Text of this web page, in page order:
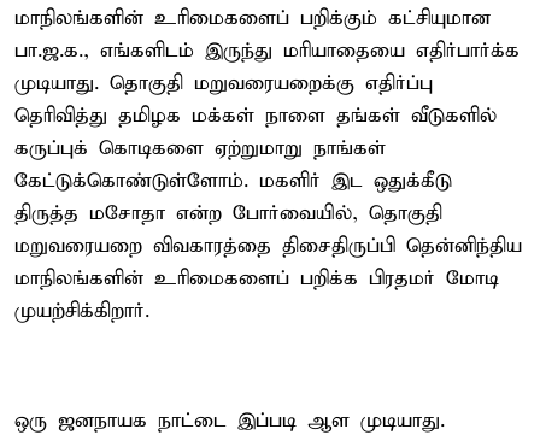
மாநிலங்களின் உரிமைகளைப் பறிக்கும் கட்சியுமான
பா.ஜ.க., எங்களிடம் இருந்து மரியாதையை எதிர்பார்க்க
முடியாது. தொகுதி மறுவரையறைக்கு எதிர்ப்பு
தெரிவித்து தமிழக மக்கள் நாளை தங்கள் வீடுகளில்
கருப்புக் கொடிகளை ஏற்றுமாறு நாங்கள்
கேட்டுக்கொண்டுள்ளோம். மகளிர் இட ஒதுக்கீடு
திருத்த மசோதா என்ற போர்வையில், தொகுதி
மறுவரையறை விவகாரத்தை திசைதிருப்பி தென்னிந்திய
மாநிலங்களின் உரிமைகளைப் பறிக்க பிரதமர் மோடி
முயற்சிக்கிறார்.
ஒரு ஜனநாயக நாட்டை இப்படி ஆள முடியாது.